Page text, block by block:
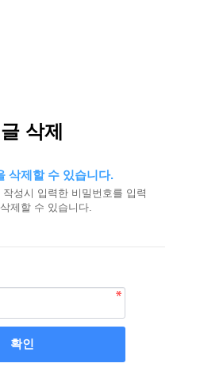
삭제
삭제할 수 있습니다.
성시 입력한 비밀번호를 입력
제할 수 있습니다.